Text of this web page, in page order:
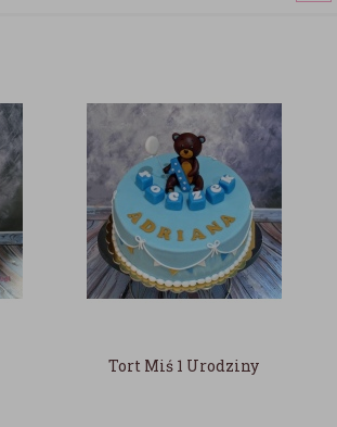
Tort Miś 1 Urodziny